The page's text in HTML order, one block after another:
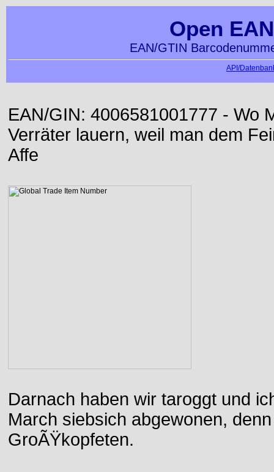
Open
EAN/GTIN
API/
EAN/GIN: 4006581001777 - Wo
Verräter lauern, weil man dem
Affe
Darnach haben wir taroggt und
March siebsich abgewonen,
GroÃŸkopfeten.